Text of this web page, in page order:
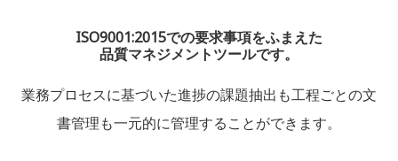
ISO9001:2015での要求事項をふまえた
品質マネジメントツールです。
業務プロセスに基づいた進捗の課題抽出も工程ごとの文
書管理も一元的に管理することができます。